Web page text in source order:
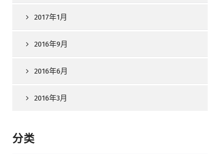
2017年1月
2016年9月
2016年6月
2016年3月
分类